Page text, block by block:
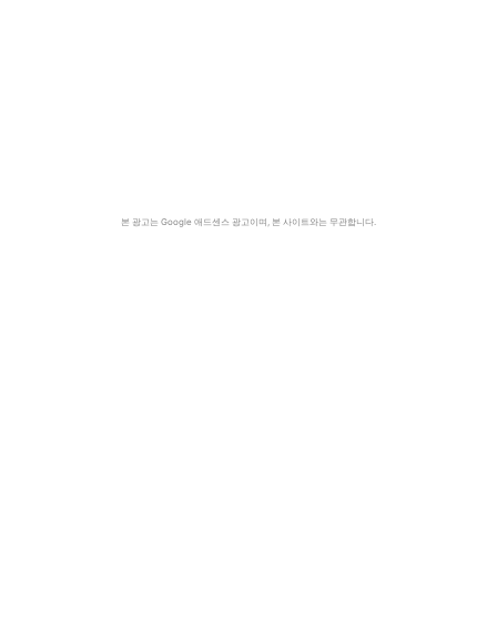
본 광고는 Google 애드센스 광고이며, 본 사이트와는 무관합니다.